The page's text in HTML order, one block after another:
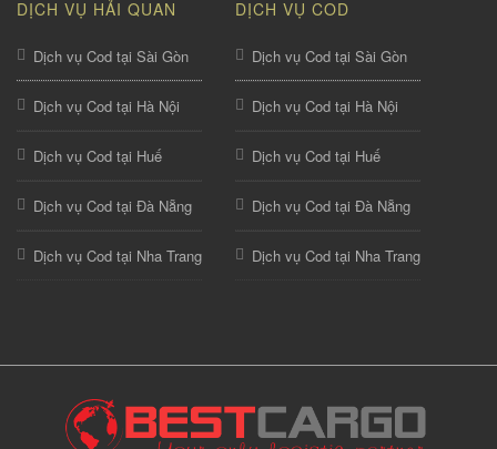
DỊCH VỤ HẢI QUAN
Dịch vụ Cod tại Sài Gòn
Dịch vụ Cod tại Hà Nội
Dịch vụ Cod tại Huế
Dịch vụ Cod tại Đà Nẵng
Dịch vụ Cod tại Nha Trang
DỊCH VỤ COD
Dịch vụ Cod tại Sài Gòn
Dịch vụ Cod tại Hà Nội
Dịch vụ Cod tại Huế
Dịch vụ Cod tại Đà Nẵng
Dịch vụ Cod tại Nha Trang